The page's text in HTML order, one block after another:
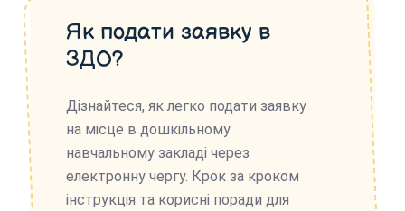
Як подати заявку в
ЗДО?
Дізнайтеся, як легко подати заявку
на місце в дошкільному
навчальному закладі через
електронну чергу. Крок за кроком
інструкція та корисні поради для